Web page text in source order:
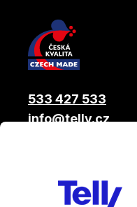
533 427 533
info@telly.cz